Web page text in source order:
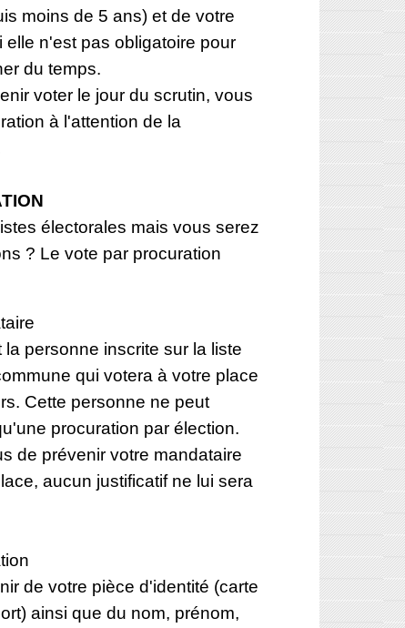
moins de 5 ans) et de votre
n'est pas obligatoire pour
du temps.
voter le jour du scrutin, vous
à l'attention de la
électorales mais vous serez
? Le vote par procuration
personne inscrite sur la liste
qui votera à votre place
Cette personne ne peut
procuration par élection.
de prévenir votre mandataire
aucun justificatif ne lui sera
de votre pièce d'identité (carte
ainsi que du nom, prénom,